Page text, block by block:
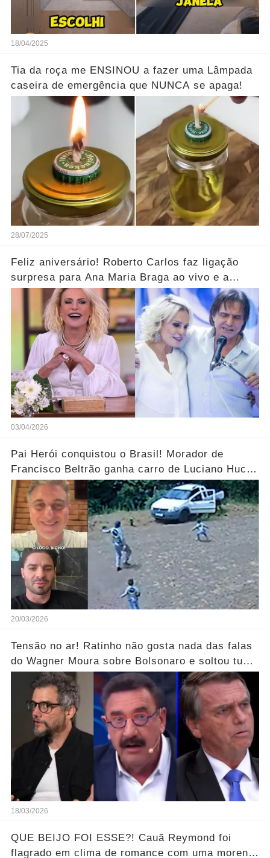
18/04/2025
Tia da roça me ENSINOU a fazer uma Lâmpada
caseira de emergência que NUNCA se apaga!
28/07/2025
Feliz aniversário! Roberto Carlos faz ligação
surpresa para Ana Maria Braga ao vivo e a
parabeniza pelo aniversário..... Ver mais
03/04/2026
Pai Herói conquistou o Brasil! Morador de
Francisco Beltrão ganha carro de Luciano Huck
após vídeo dos filhos viralizar.... Ver mais
20/03/2026
Tensão no ar! Ratinho não gosta nada das falas
do Wagner Moura sobre Bolsonaro e soltou tudo
sem filtro.... Veja o vídeo
18/03/2026
QUE BEIJO FOI ESSE?! Cauã Reymond foi
flagrado em clima de romance com uma morena